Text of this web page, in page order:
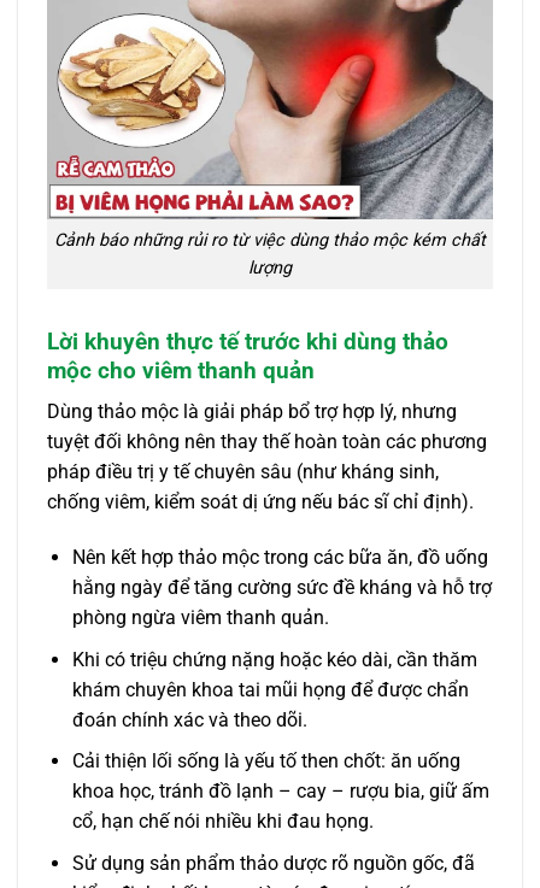
Cảnh báo những rủi ro từ việc dùng thảo mộc kém chất
lượng
Lời khuyên thực tế trước khi dùng thảo
mộc cho viêm thanh quản
Dùng thảo mộc là giải pháp bổ trợ hợp lý, nhưng
tuyệt đối không nên thay thế hoàn toàn các phương
pháp điều trị y tế chuyên sâu (như kháng sinh,
chống viêm, kiểm soát dị ứng nếu bác sĩ chỉ định).
Nên kết hợp thảo mộc trong các bữa ăn, đồ uống
hằng ngày để tăng cường sức đề kháng và hỗ trợ
phòng ngừa viêm thanh quản.
Khi có triệu chứng nặng hoặc kéo dài, cần thăm
khám chuyên khoa tai mũi họng để được chẩn
đoán chính xác và theo dõi.
Cải thiện lối sống là yếu tố then chốt: ăn uống
khoa học, tránh đồ lạnh – cay – rượu bia, giữ ấm
cổ, hạn chế nói nhiều khi đau họng.
Sử dụng sản phẩm thảo dược rõ nguồn gốc, đã